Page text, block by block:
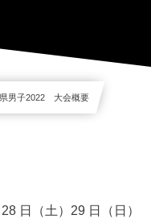
男子2022 大会概要
日（土）29 日（日）